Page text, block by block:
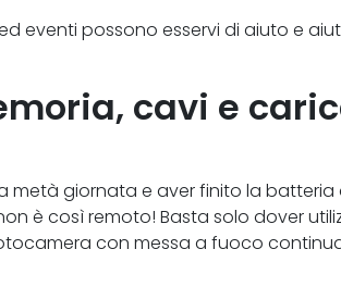
eventi possono esservi di aiuto e
cavi e
metà giornata e aver finito la batteria
è così remoto! Basta solo dover
con messa a fuoco